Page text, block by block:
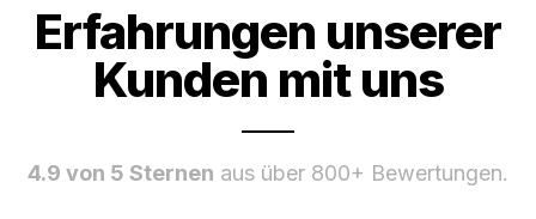
Erfahrungen unserer
Kunden mit uns
4.9 von 5 Sternen aus über 800+ Bewertungen.